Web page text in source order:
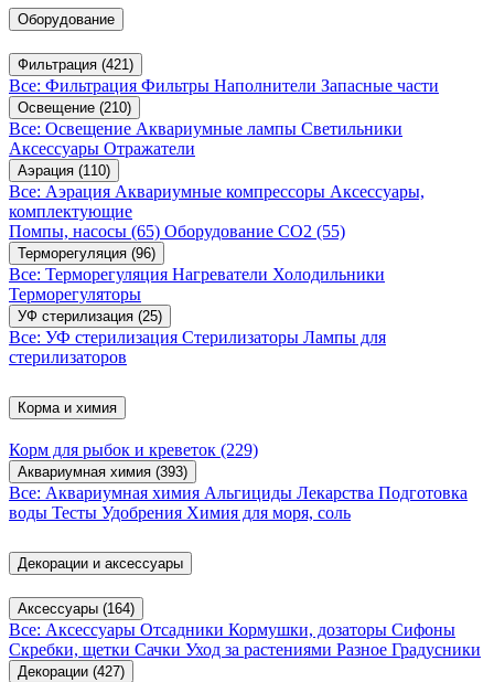
Оборудование
Фильтрация (421)
Все: Фильтрация Фильтры Наполнители Запасные части
Освещение (210)
Все: Освещение Аквариумные лампы Светильники
Аксессуары Отражатели
Аэрация (110)
Все: Аэрация Аквариумные компрессоры Аксессуары,
комплектующие
Помпы, насосы (65) Оборудование CO2 (55)
Терморегуляция (96)
Все: Терморегуляция Нагреватели Холодильники
Терморегуляторы
УФ стерилизация (25)
Все: УФ стерилизация Стерилизаторы Лампы для
стерилизаторов
Корма и химия
Корм для рыбок и креветок (229)
Аквариумная химия (393)
Все: Аквариумная химия Альгициды Лекарства Подготовка
воды Тесты Удобрения Химия для моря, соль
Декорации и аксессуары
Аксессуары (164)
Все: Аксессуары Отсадники Кормушки, дозаторы Сифоны
Скребки, щетки Сачки Уход за растениями Разное Градусники
Декорации (427)